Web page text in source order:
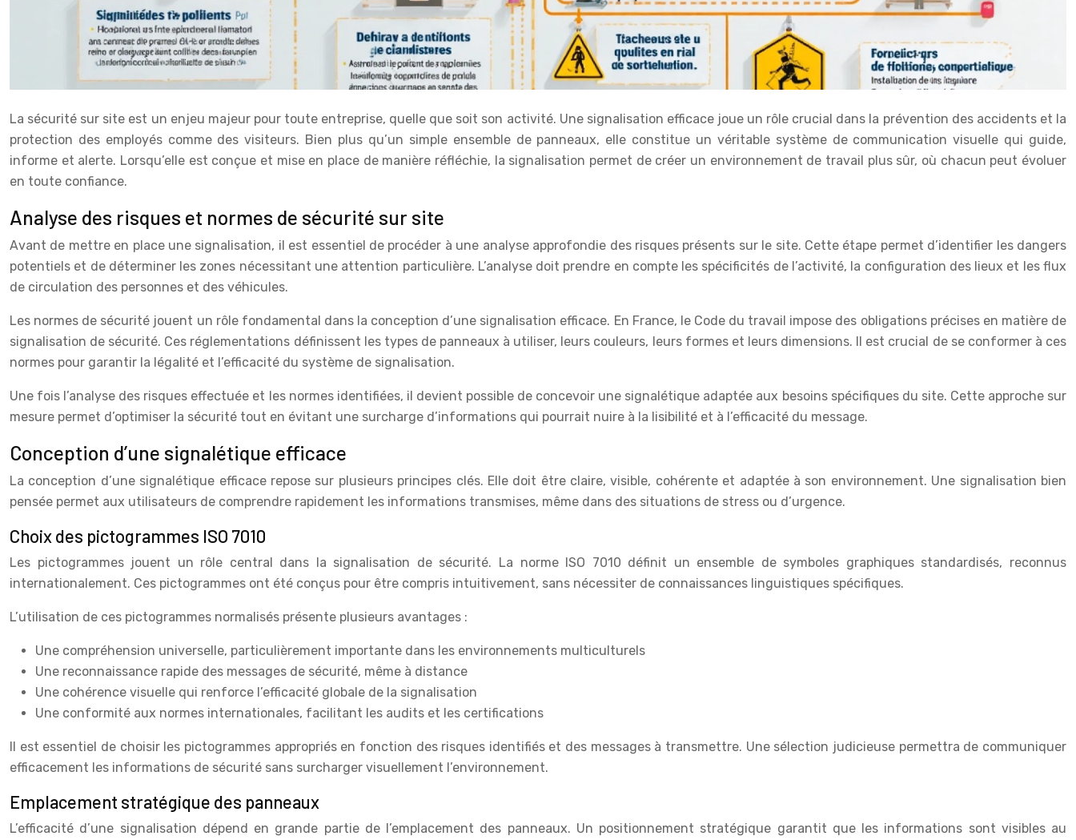
La sécurité sur site est un enjeu majeur pour toute entreprise, quelle que soit son activité. Une signalisation efficace joue un rôle crucial dans la prévention des accidents et la
protection des employés comme des visiteurs. Bien plus qu’un simple ensemble de panneaux, elle constitue un véritable système de communication visuelle qui guide,
informe et alerte. Lorsqu’elle est conçue et mise en place de manière réfléchie, la signalisation permet de créer un environnement de travail plus sûr, où chacun peut évoluer
en toute confiance.
Analyse des risques et normes de sécurité sur site
Avant de mettre en place une signalisation, il est essentiel de procéder à une analyse approfondie des risques présents sur le site. Cette étape permet d’identifier les dangers
potentiels et de déterminer les zones nécessitant une attention particulière. L’analyse doit prendre en compte les spécificités de l’activité, la configuration des lieux et les flux
de circulation des personnes et des véhicules.
Les normes de sécurité jouent un rôle fondamental dans la conception d’une signalisation efficace. En France, le Code du travail impose des obligations précises en matière de
signalisation de sécurité. Ces réglementations définissent les types de panneaux à utiliser, leurs couleurs, leurs formes et leurs dimensions. Il est crucial de se conformer à ces
normes pour garantir la légalité et l’efficacité du système de signalisation.
Une fois l’analyse des risques effectuée et les normes identifiées, il devient possible de concevoir une signalétique adaptée aux besoins spécifiques du site. Cette approche sur
mesure permet d’optimiser la sécurité tout en évitant une surcharge d’informations qui pourrait nuire à la lisibilité et à l’efficacité du message.
Conception d’une signalétique efficace
La conception d’une signalétique efficace repose sur plusieurs principes clés. Elle doit être claire, visible, cohérente et adaptée à son environnement. Une signalisation bien
pensée permet aux utilisateurs de comprendre rapidement les informations transmises, même dans des situations de stress ou d’urgence.
Choix des pictogrammes ISO 7010
Les pictogrammes jouent un rôle central dans la signalisation de sécurité. La norme ISO 7010 définit un ensemble de symboles graphiques standardisés, reconnus
internationalement. Ces pictogrammes ont été conçus pour être compris intuitivement, sans nécessiter de connaissances linguistiques spécifiques.
L’utilisation de ces pictogrammes normalisés présente plusieurs avantages :
Une compréhension universelle, particulièrement importante dans les environnements multiculturels
Une reconnaissance rapide des messages de sécurité, même à distance
Une cohérence visuelle qui renforce l’efficacité globale de la signalisation
Une conformité aux normes internationales, facilitant les audits et les certifications
Il est essentiel de choisir les pictogrammes appropriés en fonction des risques identifiés et des messages à transmettre. Une sélection judicieuse permettra de communiquer
efficacement les informations de sécurité sans surcharger visuellement l’environnement.
Emplacement stratégique des panneaux
L’efficacité d’une signalisation dépend en grande partie de l’emplacement des panneaux. Un positionnement stratégique garantit que les informations sont visibles au